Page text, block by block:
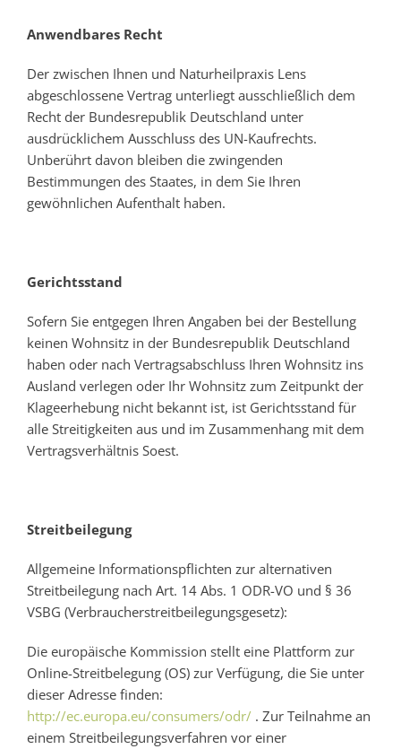
Anwendbares Recht
Der zwischen Ihnen und Naturheilpraxis Lens
abgeschlossene Vertrag unterliegt ausschließlich dem
Recht der Bundesrepublik Deutschland unter
ausdrücklichem Ausschluss des UN-Kaufrechts.
Unberührt davon bleiben die zwingenden
Bestimmungen des Staates, in dem Sie Ihren
gewöhnlichen Aufenthalt haben.
Gerichtsstand
Sofern Sie entgegen Ihren Angaben bei der Bestellung
keinen Wohnsitz in der Bundesrepublik Deutschland
haben oder nach Vertragsabschluss Ihren Wohnsitz ins
Ausland verlegen oder Ihr Wohnsitz zum Zeitpunkt der
Klageerhebung nicht bekannt ist, ist Gerichtsstand für
alle Streitigkeiten aus und im Zusammenhang mit dem
Vertragsverhältnis Soest.
Streitbeilegung
Allgemeine Informationspflichten zur alternativen
Streitbeilegung nach Art. 14 Abs. 1 ODR-VO und § 36
VSBG (Verbraucherstreitbeilegungsgesetz):
Die europäische Kommission stellt eine Plattform zur
Online-Streitbelegung (OS) zur Verfügung, die Sie unter
dieser Adresse finden:
http://ec.europa.eu/consumers/odr/ . Zur Teilnahme an
einem Streitbeilegungsverfahren vor einer